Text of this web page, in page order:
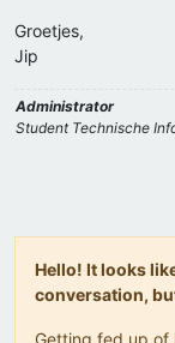
Groetjes,
Jip
Administrator
Student Technische
Hello! It looks
conversation,
Getting fed up of